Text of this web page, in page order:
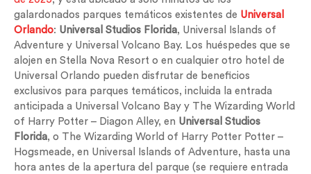
galardonados parques temáticos existentes de Universal
Orlando: Universal Studios Florida, Universal Islands of
Adventure y Universal Volcano Bay. Los huéspedes que se
alojen en Stella Nova Resort o en cualquier otro hotel de
Universal Orlando pueden disfrutar de beneficios
exclusivos para parques temáticos, incluida la entrada
anticipada a Universal Volcano Bay y The Wizarding World
of Harry Potter – Diagon Alley, en Universal Studios
Florida, o The Wizarding World of Harry Potter Potter –
Hogsmeade, en Universal Islands of Adventure, hasta una
hora antes de la apertura del parque (se requiere entrada